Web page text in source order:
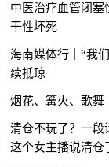
中医治疗血管闭塞
干性坏死
海南媒体行｜“我
续抵琼
烟花、篝火、歌
清仓不玩了？一段
这个女主播说清仓